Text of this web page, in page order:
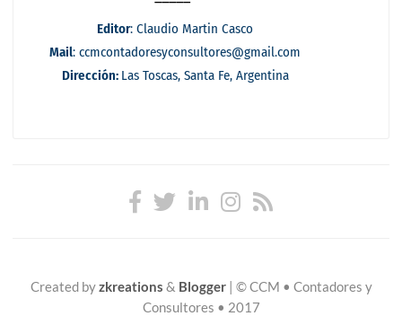
Created byzkreations & Blogger| © CCM • Contadores y
Consultores • 2017